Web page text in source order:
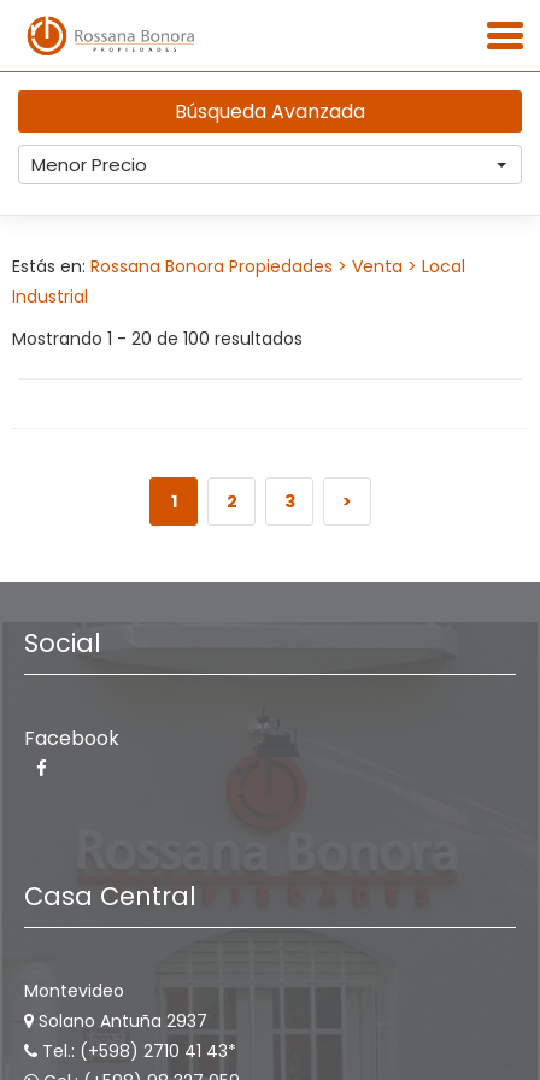
Búsqueda Avanzada
Menor Precio
Estás en: Rossana Bonora Propiedades > Venta > Local
Industrial
Mostrando 1 - 20 de 100 resultados
1 2 3 >
Social
Facebook
Casa Central
Montevideo
Solano Antuña 2937
Tel.: (+598) 2710 41 43*